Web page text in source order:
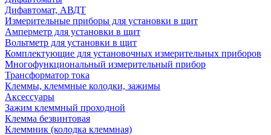
Дифавтомат, АВДТ
Измерительные приборы для установки в щит
Амперметр для установки в щит
Вольтметр для установки в щит
Комплектующие для установочных измерительных приборов
Многофункциональный измерительный прибор
Трансформатор тока
Клеммы, клеммные колодки, зажимы
Аксессуары
Зажим клеммный проходной
Клемма безвинтовая
Клеммник (колодка клеммная)